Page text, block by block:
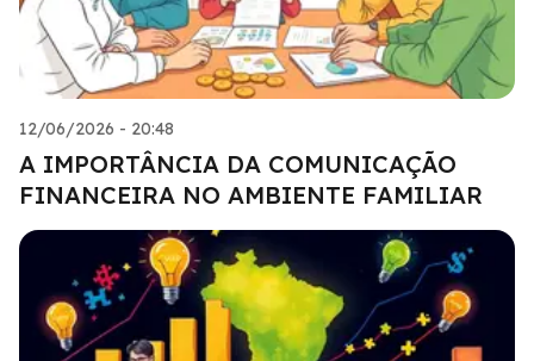
12/06/2026 - 20:48
A IMPORTÂNCIA DA COMUNICAÇÃO
FINANCEIRA NO AMBIENTE FAMILIAR